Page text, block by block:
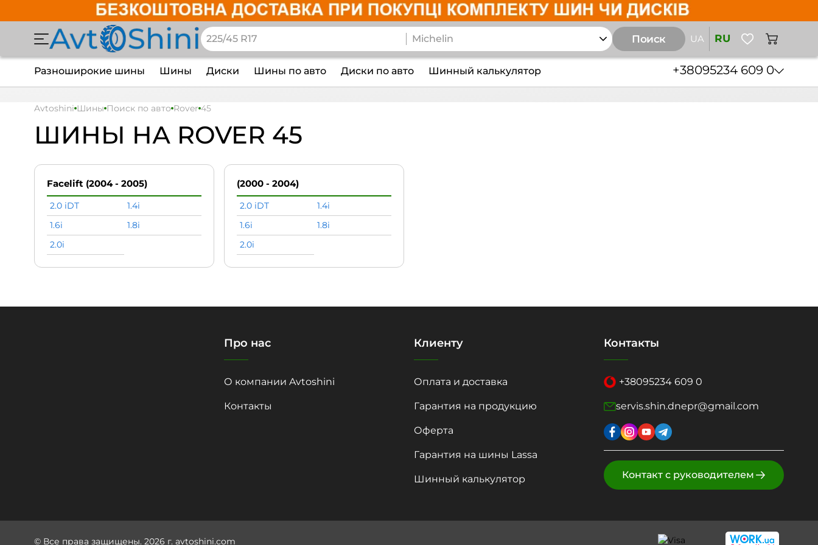
Поиск UA RU
Разноширокие шины Шины Диски Шины по авто Диски по авто Шинный калькулятор +38095234 609 0
Avtoshini Шины Поиск по авто Rover 45
ШИНЫ НА ROVER 45
Facelift (2004 - 2005)
2.0 iDT
1.4i
1.6i
1.8i
2.0i
(2000 - 2004)
2.0 iDT
1.4i
1.6i
1.8i
2.0i
Про нас
О компании Avtoshini
Контакты
Клиенту
Оплата и доставка
Гарантия на продукцию
Оферта
Гарантия на шины Lassa
Шинный калькулятор
Контакты
+38095234 609 0
servis.shin.dnepr@gmail.com
Контакт с руководителем
© Все права защищены. 2026 г. avtoshini.com